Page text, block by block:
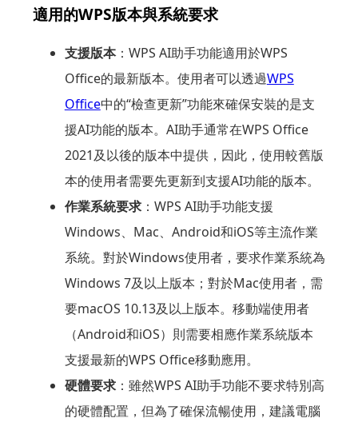
適用的WPS版本與系統要求
支援版本：WPS AI助手功能適用於WPS
Office的最新版本。使用者可以透過WPS
Office中的“檢查更新”功能來確保安裝的是支
援AI功能的版本。AI助手通常在WPS Office
2021及以後的版本中提供，因此，使用較舊版
本的使用者需要先更新到支援AI功能的版本。
作業系統要求：WPS AI助手功能支援
Windows、Mac、Android和iOS等主流作業
系統。對於Windows使用者，要求作業系統為
Windows 7及以上版本；對於Mac使用者，需
要macOS 10.13及以上版本。移動端使用者
（Android和iOS）則需要相應作業系統版本
支援最新的WPS Office移動應用。
硬體要求：雖然WPS AI助手功能不要求特別高
的硬體配置，但為了確保流暢使用，建議電腦